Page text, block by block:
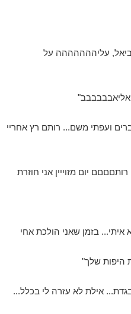
עליההההההה על
אליאבבבבבב"
ועפתי משם... רותם רץ אחריי
יום מזוייין אני חוזרת
בזמן שאני הולכת אחי
אילת לא עזרה לי בכלל...